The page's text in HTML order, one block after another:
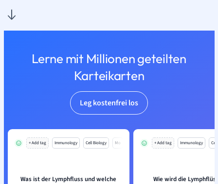
Lerne mit Millionen geteilten
Karteikarten
Leg kostenfrei los
+ Add tag Immunology Cell Biology Mo
Was ist der Lymphfluss und welche
+ Add tag Immunology
Wie wird die